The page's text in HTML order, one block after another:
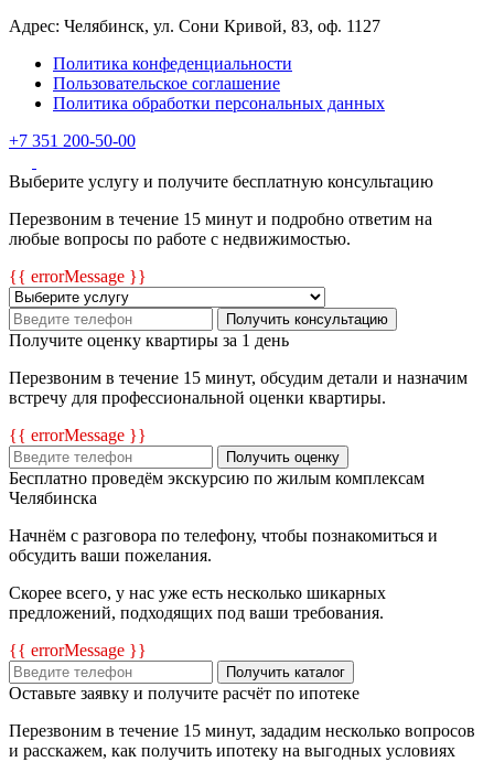
Адрес: Челябинск, ул. Сони Кривой, 83, оф. 1127
Политика конфеденциальности
Пользовательское соглашение
Политика обработки персональных данных
+7 351 200-50-00
Выберите услугу и получите бесплатную консультацию
Перезвоним в течение 15 минут и подробно ответим на
любые вопросы по работе с недвижимостью.
{{ errorMessage }}
Получить консультацию
Получите оценку квартиры за 1 день
Перезвоним в течение 15 минут, обсудим детали и назначим
встречу для профессиональной оценки квартиры.
{{ errorMessage }}
Получить оценку
Бесплатно проведём экскурсию по жилым комплексам
Челябинска
Начнём с разговора по телефону, чтобы познакомиться и
обсудить ваши пожелания.
Скорее всего, у нас уже есть несколько шикарных
предложений, подходящих под ваши требования.
{{ errorMessage }}
Получить каталог
Оставьте заявку и получите расчёт по ипотеке
Перезвоним в течение 15 минут, зададим несколько вопросов
и расскажем, как получить ипотеку на выгодных условиях